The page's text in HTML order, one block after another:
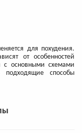
для похудения.
от особенностей
с основными схемами
способы